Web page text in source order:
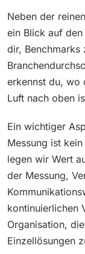
Neben der
ein Blick auf
dir, Benchmarks
erkennst du, wo
Luft nach oben
Ein wichtiger
Messung ist
legen wir Wert
der Messung,
kontinuierlichen
Organisation,
Einzellösungen